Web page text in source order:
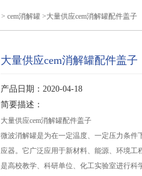
> cem消解罐 >大量供应cem消解罐配件盖子
大量供应cem消解罐配件盖子
产品日期：2020-04-18
简要描述：
大量供应cem消解罐配件盖子
微波消解罐是为在一定温度、一定压力条件
应器。它广泛应用于新材料、能源、环境工
是高校教学、科研单位、化工实验室进行科